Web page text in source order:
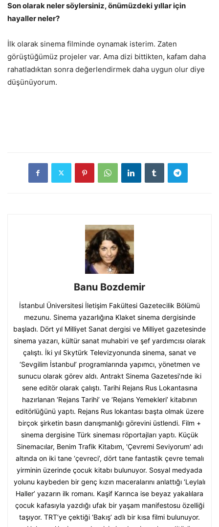
Son olarak neler söylersiniz, önümüzdeki yıllar için
hayaller neler?
İlk olarak sinema filminde oynamak isterim. Zaten
görüştüğümüz projeler var. Ama dizi bittikten, kafam daha
rahatladıktan sonra değerlendirmek daha uygun olur diye
düşünüyorum.
Banu Bozdemir
İstanbul Üniversitesi İletişim Fakültesi Gazetecilik Bölümü
mezunu. Sinema yazarlığına Klaket sinema dergisinde
başladı. Dört yıl Milliyet Sanat dergisi ve Milliyet gazetesinde
sinema yazarı, kültür sanat muhabiri ve şef yardımcısı olarak
çalıştı. İki yıl Skytürk Televizyonunda sinema, sanat ve
‘Sevgilim İstanbul’ programlarında yapımcı, yönetmen ve
sunucu olarak görev aldı. Antrakt Sinema Gazetesi’nde iki
sene editör olarak çalıştı. Tarihi Rejans Rus Lokantasına
hazırlanan ‘Rejans Tarihi’ ve ‘Rejans Yemekleri’ kitabının
editörlüğünü yaptı. Rejans Rus lokantası başta olmak üzere
birçok şirketin basın danışmanlığı görevini üstlendi. Film +
sinema dergisine Türk sineması röportajları yaptı. Küçük
Sinemacılar, Benim Trafik Kitabım, 'Çevremi Seviyorum' adı
altında on iki tane ‘çevreci’, dört tane fantastik çevre temalı
yirminin üzerinde çocuk kitabı bulunuyor. Sosyal medyada
yolunu kaybeden bir genç kızın maceralarını anlattığı ‘Leylalı
Haller’ yazarın ilk romanı. Kaşif Karınca ise beyaz yakalılara
çocuk kafasıyla yazdığı ufak bir yaşam manifestosu özelliği
taşıyor. TRT’ye çektiği ‘Bakış’ adlı bir kısa filmi bulunuyor.